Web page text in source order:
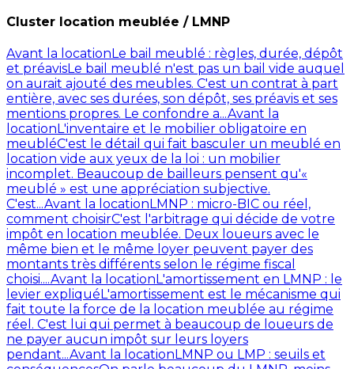
Cluster location meublée / LMNP
Avant la locationLe bail meublé : règles, durée, dépôt
et préavisLe bail meublé n'est pas un bail vide auquel
on aurait ajouté des meubles. C'est un contrat à part
entière, avec ses durées, son dépôt, ses préavis et ses
mentions propres. Le confondre a...Avant la
locationL'inventaire et le mobilier obligatoire en
meubléC'est le détail qui fait basculer un meublé en
location vide aux yeux de la loi : un mobilier
incomplet. Beaucoup de bailleurs pensent qu'«
meublé » est une appréciation subjective.
C'est...Avant la locationLMNP : micro-BIC ou réel,
comment choisirC'est l'arbitrage qui décide de votre
impôt en location meublée. Deux loueurs avec le
même bien et le même loyer peuvent payer des
montants très différents selon le régime fiscal
choisi....Avant la locationL'amortissement en LMNP : le
levier expliquéL'amortissement est le mécanisme qui
fait toute la force de la location meublée au régime
réel. C'est lui qui permet à beaucoup de loueurs de
ne payer aucun impôt sur leurs loyers
pendant...Avant la locationLMNP ou LMP : seuils et